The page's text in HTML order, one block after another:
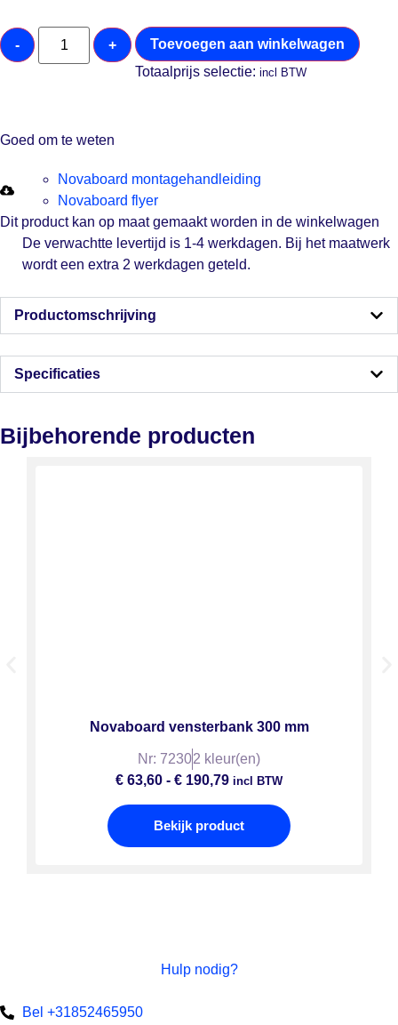
- +
Toevoegen aan winkelwagen
Totaalprijs selectie:incl BTW
Goed om te weten
Novaboard montagehandleiding
Novaboard flyer
Dit product kan op maat gemaakt worden in de winkelwagen
De verwachtte levertijd is 1-4 werkdagen. Bij het maatwerk
wordt een extra 2 werkdagen geteld.
Productomschrijving
Specificaties
Bijbehorende producten
Novaboard vensterbank 300 mm
Nr: 72302 kleur(en)
€ 63,60 - € 190,79 incl BTW
Bekijk product
Hulp nodig?
Bel +31852465950